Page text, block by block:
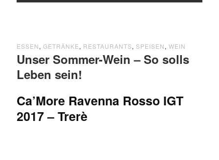
ESSEN, GETRÄNKE, RESTAURANTS, SPEISEN, WEIN
Unser Sommer-Wein – So solls
Leben sein!
Ca’More Ravenna Rosso IGT
2017 – Trerè